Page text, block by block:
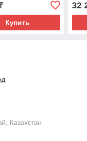
Купить
32
Казахстан